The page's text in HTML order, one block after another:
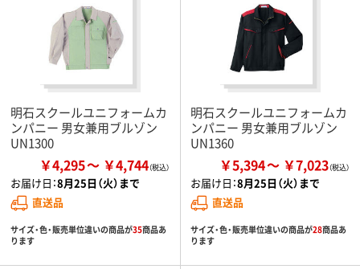
明石スクールユニフォームカ
ンパニー 男女兼用ブルゾン
UN1300
￥4,295 ￥4,744
お届け日：8月25日（火）まで
直送品
サイズ・色・販売単位違いの商品が35商品あ
ります
明石スクールユニフォームカ
ンパニー 男女兼用ブルゾン
UN1360
￥5,394 ￥7,023
お届け日：8月25日（火）まで
直送品
サイズ・色・販売単位違いの商品が28商品あ
ります